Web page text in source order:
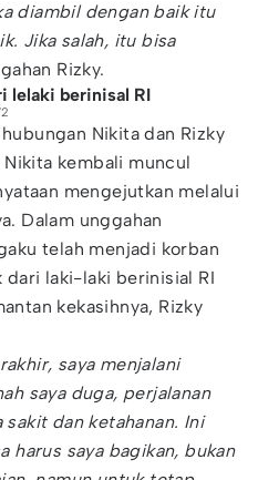
diambil dengan baik itu
Jika salah, itu bisa
Rizky.
lelaki berinisal RI
Nikita dan Rizky
kembali muncul
mengejutkan melalui
Dalam unggahan
telah menjadi korban
dari laki-laki berinisial RI
kekasihnya, Rizky
saya menjalani
saya duga, perjalanan
dan ketahanan. Ini
harus saya bagikan, bukan